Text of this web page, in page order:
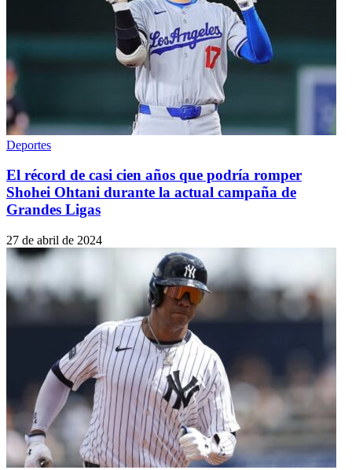
Deportes
El récord de casi cien años que podría romper
Shohei Ohtani durante la actual campaña de
Grandes Ligas
27 de abril de 2024